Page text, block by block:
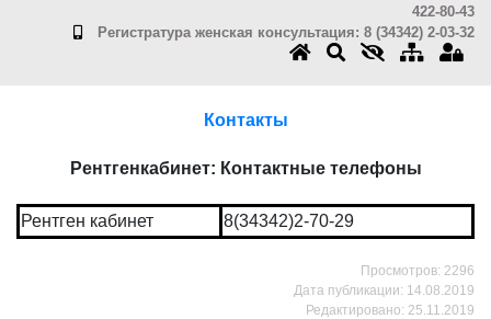
422-80-43
Регистратура женская консультация: 8 (34342) 2-03-32
Контакты
Рентгенкабинет: Контактные телефоны
Рентген кабинет 8(34342)2-70-29
Просмотров: 2296
Дата публикации: 14.08.2019
Редактировано: 25.11.2019